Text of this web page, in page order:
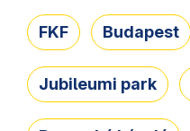
FKF Budapest
Jubileumi park